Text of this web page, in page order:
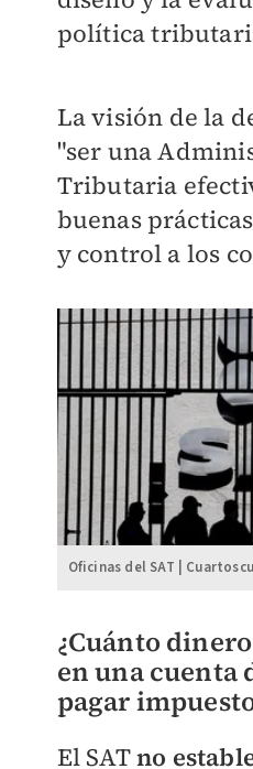
política
La visión de la
"ser una
Tributaria
buenas
y control a los
Oficinas del SAT |
¿Cuánto
en una cuenta
pagar
El SATno